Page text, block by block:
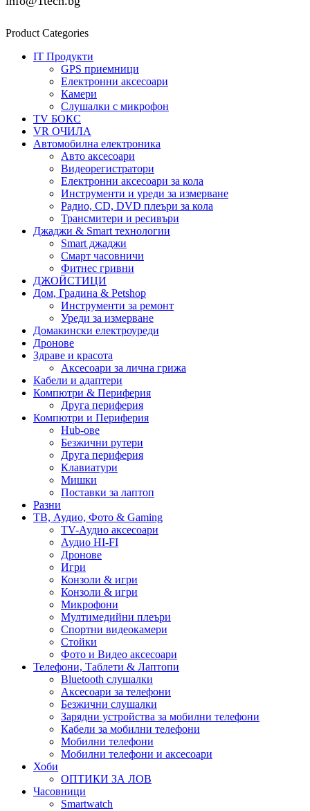
Product Categories
IT Продукти
GPS приемници
Електронни аксесоари
Камери
Слушалки с микрофон
TV БОКС
VR ОЧИЛА
Автомобилна електроника
Авто аксесоари
Видеорегистратори
Електронни аксесоари за кола
Инструменти и уреди за измерване
Радио, CD, DVD плеъри за кола
Трансмитери и ресивъри
Джаджи & Smart технологии
Smart джаджи
Смарт часовничи
Фитнес гривни
ДЖОЙСТИЦИ
Дом, Градина & Petshop
Инструменти за ремонт
Уреди за измерване
Домакински електроуреди
Дронове
Здраве и красота
Аксесоари за лична грижа
Кабели и адаптери
Компютри & Периферия
Друга периферия
Компютри и Периферия
Hub-ове
Безжични рутери
Друга периферия
Клавиатури
Мишки
Поставки за лаптоп
Разни
ТВ, Аудио, Фото & Gaming
TV-Аудио аксесоари
Аудио HI-FI
Дронове
Игри
Конзоли & игри
Конзоли & игри
Микрофони
Мултимедийни плеъри
Спортни видеокамери
Стойки
Фото и Видео аксесоари
Телефони, Таблети & Лаптопи
Bluetooth слушалки
Аксесоари за телефони
Безжични слушалки
Зарядни устройства за мобилни телефони
Кабели за мобилни телефони
Мобилни телефони
Мобилни телефони и аксесоари
Хоби
ОПТИКИ ЗА ЛОВ
Часовници
Smartwatch